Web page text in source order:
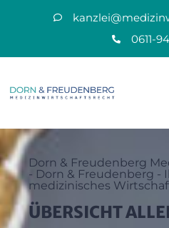
0611-
Dorn & Freudenberg
- Dorn & Freudenberg -
medizinisches
ÜBERSICHT